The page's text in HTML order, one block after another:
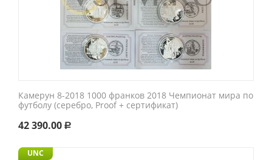
Камерун 8-2018 1000 франков 2018 Чемпионат мира по
футболу (серебро, Proof + сертификат)
42 390.00 Р
UNC